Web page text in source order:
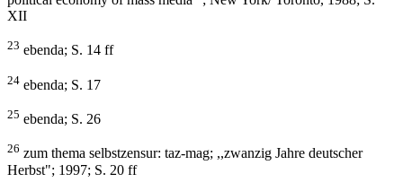
XII
23 ebenda; S. 14 ff
24 ebenda; S. 17
25 ebenda; S. 26
26 zum thema selbstzensur: taz-mag; ,,zwanzig Jahre deutscher
Herbst"; 1997; S. 20 ff